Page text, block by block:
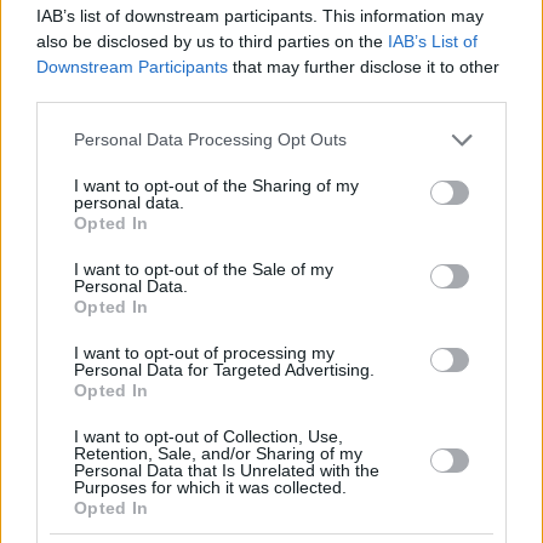
IAB’s list of downstream participants. This information may
also be disclosed by us to third parties on the IAB’s List of
Downstream Participants that may further disclose it to other
Please note that this website/app uses one or more Google
not limited to your visit or usage behaviour. You may click to
grant or deny consent to Google and its third-party tags to
use your data for below specified purposes in below Google
consent section.
Personal Data Processing Opt Outs
I want to opt-out of the Sharing of my
personal data.
Opted In
I want to opt-out of the Sale of my
Personal Data.
Opted In
I want to opt-out of processing my
Personal Data for Targeted Advertising.
Opted In
I want to opt-out of Collection, Use,
Retention, Sale, and/or Sharing of my
Personal Data that Is Unrelated with the
Purposes for which it was collected.
Opted In
06.05.2025, 12:35